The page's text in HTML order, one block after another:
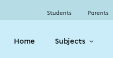
Students Parents
Home Subjects